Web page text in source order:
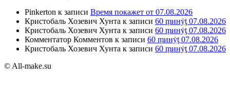
Pinkerton к записи Время покажет от 07.08.2026
Кристобаль Хозевич Хунта к записи 60 ṃинẏƫ 07.08.2026
Кристобаль Хозевич Хунта к записи 60 ṃинẏƫ 07.08.2026
Комментатор Комментов к записи 60 ṃинẏƫ 07.08.2026
Кристобаль Хозевич Хунта к записи 60 ṃинẏƫ 07.08.2026
© All-make.su